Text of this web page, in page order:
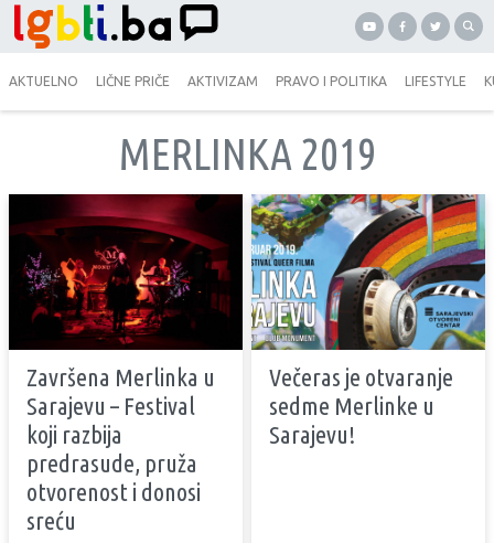
AKTUELNO LIČNE PRIČE AKTIVIZAM PRAVO I POLITIKA LIFESTYLE
MERLINKA 2019
Završena Merlinka u
Sarajevu – Festival
koji razbija
predrasude, pruža
otvorenost i donosi
sreću
Večeras je otvaranje
sedme Merlinke u
Sarajevu!